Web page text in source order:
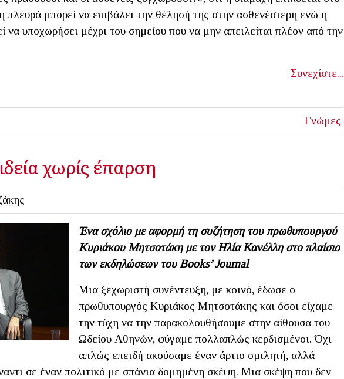
πλευρά μπορεί να επιβάλει την θέλησή της στην ασθενέστερη ενώ η
να υποχωρήσει μέχρι του σημείου που να μην απειλείται πλέον από την
Συνεχίστε...
Γνώμες
χωρίς έπαρση
Ένα σχόλιο με αφορμή τη συζήτηση του πρωθυπουργού
Κυριάκου Μητσοτάκη με τον Ηλία Κανέλλη στο πλαίσιο
των εκδηλώσεων του Books’ Journal
Μια ξεχωριστή συνέντευξη, με κοινό, έδωσε ο
πρωθυπουργός Κυριάκος Μητσοτάκης και όσοι είχαμε
την τύχη να την παρακολουθήσουμε στην αίθουσα του
Ωδείου Αθηνών, φύγαμε πολλαπλώς κερδισμένοι. Όχι
απλώς επειδή ακούσαμε έναν άρτιο ομιλητή, αλλά
σε έναν πολιτικό με σπάνια δομημένη σκέψη. Μια σκέψη που δεν